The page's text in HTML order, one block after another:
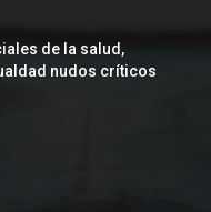
de la salud,
nudos críticos